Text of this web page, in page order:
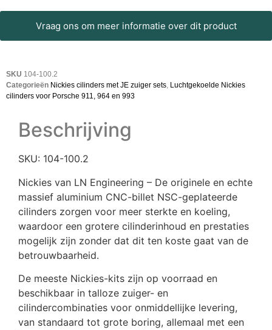
Vraag ons om meer informatie over dit product
SKU 104-100.2
Categorieën Nickies cilinders met JE zuiger sets, Luchtgekoelde Nickies
cilinders voor Porsche 911, 964 en 993
Beschrijving
SKU: 104-100.2
Nickies van LN Engineering – De originele en echte
massief aluminium CNC-billet NSC-geplateerde
cilinders zorgen voor meer sterkte en koeling,
waardoor een grotere cilinderinhoud en prestaties
mogelijk zijn zonder dat dit ten koste gaat van de
betrouwbaarheid.
De meeste Nickies-kits zijn op voorraad en
beschikbaar in talloze zuiger- en
cilindercombinaties voor onmiddellijke levering,
van standaard tot grote boring, allemaal met een